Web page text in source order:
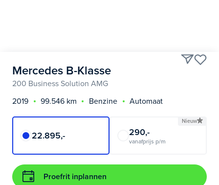
Mercedes B-Klasse
200 Business Solution AMG
2019
99.546 km Benzine Automaat
22.895,-
Nieuw
290,-
vanafprijs p/m
Proefrit inplannen